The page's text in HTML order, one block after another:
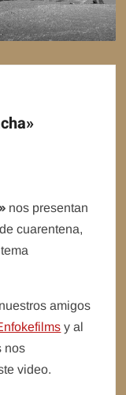
nos presentan
cuarentena,
amigos
y al
nos
video.